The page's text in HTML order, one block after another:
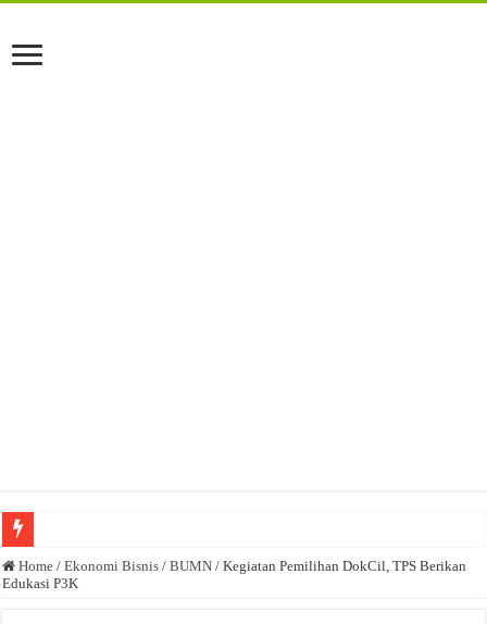
Anda butuh promosi usaha? Kontak ke Email redaksi@bisnisnasional.com
Home / Ekonomi Bisnis / BUMN / Kegiatan Pemilihan DokCil, TPS Berikan
Edukasi P3K